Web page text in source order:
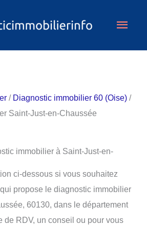
/ Diagnostic immobilier 60 (Oise) /
Saint-Just-en-Chaussée
immobilier à Saint-Just-en-
ci-dessous si vous souhaitez
propose le diagnostic immobilier
60130, dans le département
de RDV, un conseil ou pour vous